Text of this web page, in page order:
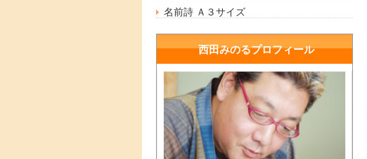
名前詩 Ａ３サイズ
西田みのるプロフィール